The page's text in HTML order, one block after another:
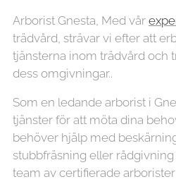
Arborist Gnesta, Med vår
trädvård, strävar vi efter att
tjänsterna inom trädvård och
dess omgivningar..
Som en ledande arborist i
tjänster för att möta dina
behöver hjälp med
stubbfräsning eller
team av certifierade